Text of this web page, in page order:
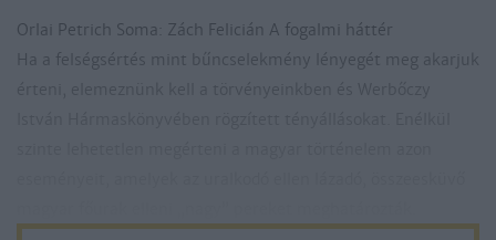
Orlai Petrich Soma: Zách Felicián A fogalmi háttér
Ha a felségsértés mint bűncselekmény lényegét meg akarjuk